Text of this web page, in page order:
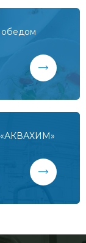
обедом
«АКВАХИМ»